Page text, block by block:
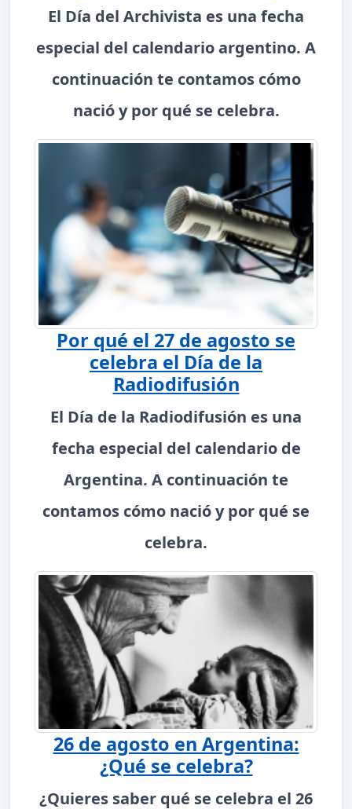
El Día del Archivista es una fecha
especial del calendario argentino. A
continuación te contamos cómo
nació y por qué se celebra.
Por qué el 27 de agosto se
celebra el Día de la
Radiodifusión
El Día de la Radiodifusión es una
fecha especial del calendario de
Argentina. A continuación te
contamos cómo nació y por qué se
celebra.
26 de agosto en Argentina:
¿Qué se celebra?
¿Quieres saber qué se celebra el 26